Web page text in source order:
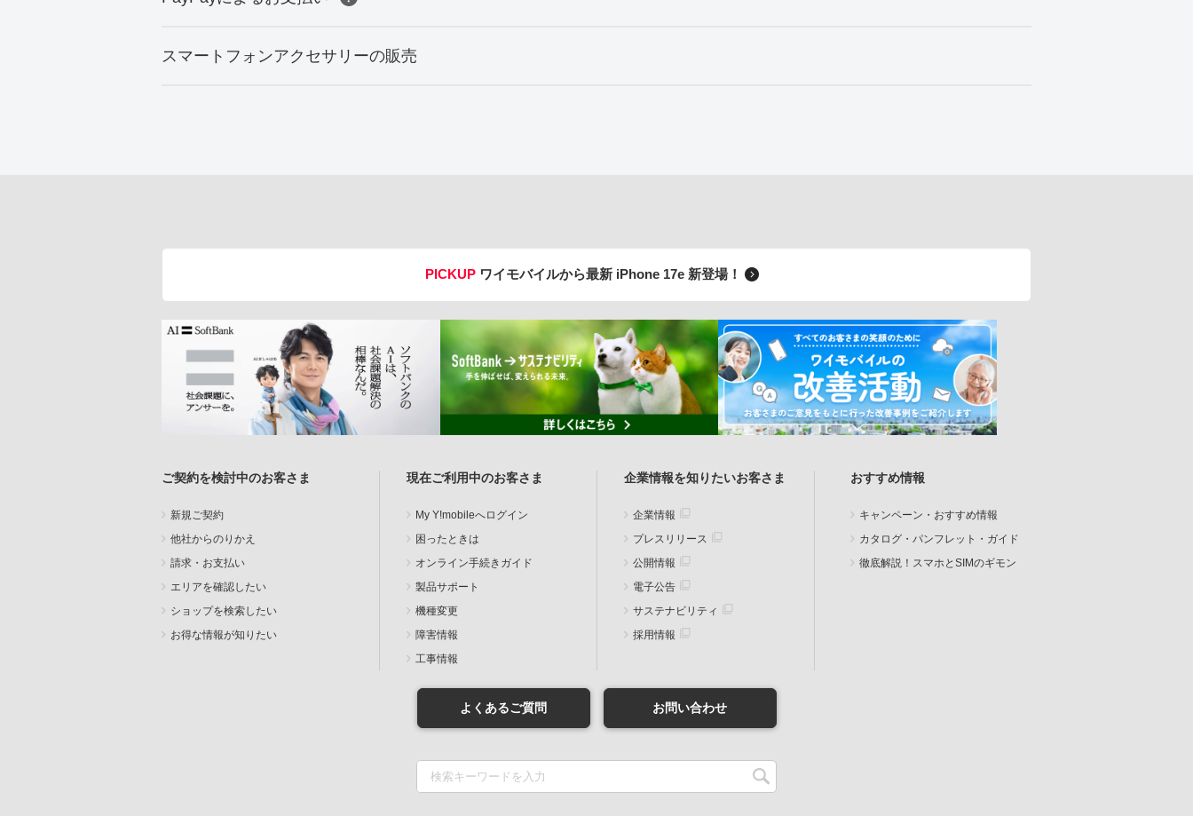
スマートフォンアクセサリーの販売
PICKUP ワイモバイルから最新 iPhone 17e 新登場！
ご契約を検討中のお客さま
新規ご契約
他社からのりかえ
請求・お支払い
エリアを確認したい
ショップを検索したい
お得な情報が知りたい
現在ご利用中のお客さま
My Y!mobileへログイン
困ったときは
オンライン手続きガイド
製品サポート
機種変更
障害情報
工事情報
企業情報を知りたいお客さま
企業情報
プレスリリース
公開情報
電子公告
サステナビリティ
採用情報
おすすめ情報
キャンペーン・おすすめ情報
カタログ・パンフレット・ガイド
徹底解説！スマホとSIMのギモン
よくあるご質問 お問い合わせ